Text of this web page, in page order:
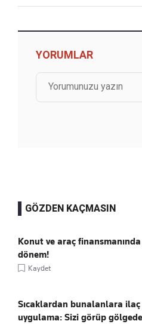
YORUMLAR
GÖZDEN KAÇMASIN
Konut ve araç
dönem!
Kaydet
Sıcaklardan bunalanlara
uygulama: Sizi görüp